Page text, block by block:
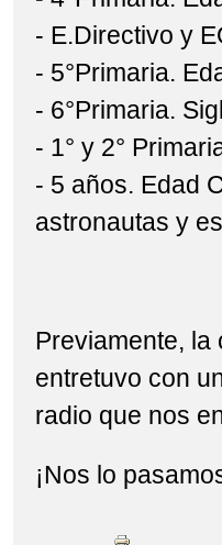
- E.Directivo y
- 5°Primaria.
- 6°Primaria.
- 1° y 2°
- 5 años. Edad
astronautas y
Previamente, la
entretuvo con
radio que nos
¡Nos lo